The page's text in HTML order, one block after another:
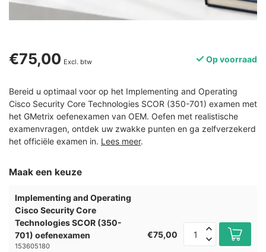
€75,00 Excl. btw Op voorraad
Bereid u optimaal voor op het Implementing and Operating
Cisco Security Core Technologies SCOR (350-701) examen met
het GMetrix oefenexamen van OEM. Oefen met realistische
examenvragen, ontdek uw zwakke punten en ga zelfverzekerd
het officiële examen in. Lees meer.
Maak een keuze
Implementing and Operating
Cisco Security Core
Technologies SCOR (350-
701) oefenexamen
153605180
€75,00